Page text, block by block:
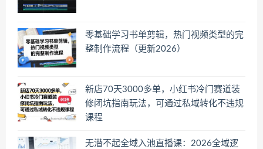
零基础学习书单剪辑，热门视频类型的完
整制作流程（更新2026）
新店70天3000多单，小红书冷门赛道装
修闭坑指南玩法，可通过私域转化不违规
课程
无潜不起全域入池直播课：2026全域逻